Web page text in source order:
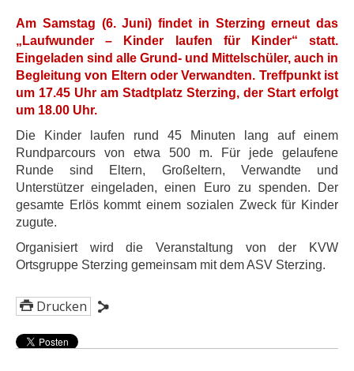
Am Samstag (6. Juni) findet in Sterzing erneut das
„Laufwunder – Kinder laufen für Kinder“ statt.
Eingeladen sind alle Grund- und Mittelschüler, auch in
Begleitung von Eltern oder Verwandten. Treffpunkt ist
um 17.45 Uhr am Stadtplatz Sterzing, der Start erfolgt
um 18.00 Uhr.
Die Kinder laufen rund 45 Minuten lang auf einem
Rundparcours von etwa 500 m. Für jede gelaufene
Runde sind Eltern, Großeltern, Verwandte und
Unterstützer eingeladen, einen Euro zu spenden. Der
gesamte Erlös kommt einem sozialen Zweck für Kinder
zugute.
Organisiert wird die Veranstaltung von der KVW
Ortsgruppe Sterzing gemeinsam mit dem ASV Sterzing.
Drucken